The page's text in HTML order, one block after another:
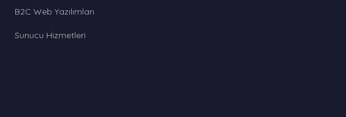
B2C Web Yazılımları
Sunucu Hizmetleri